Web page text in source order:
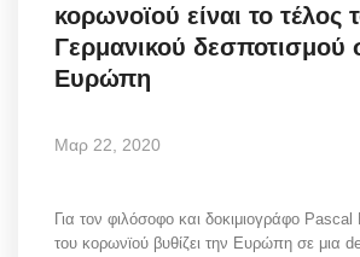
κορωνοϊού είναι το τέλος
Γερμανικού δεσποτισμού
Ευρώπη
Μαρ 22, 2020
Για τον φιλόσοφο και δοκιμιογράφο
του κορωνϊού βυθίζει την Ευρώπη σε μια